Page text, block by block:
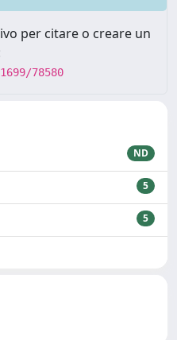
per citare o creare un
78580
ND
5
5